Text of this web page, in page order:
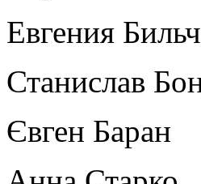
Евгения
Станислав
Євген Баран